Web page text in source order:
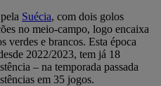
Suécia, com dois golos
no meio-campo, logo encaixa
verdes e brancos. Esta época
2022/2023, tem já 18
– na temporada passada
em 35 jogos.